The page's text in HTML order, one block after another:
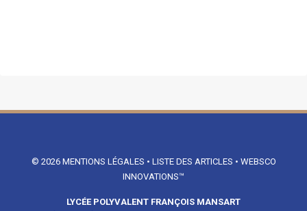
© 2026 MENTIONS LÉGALES • LISTE DES ARTICLES • WEBSCO
INNOVATIONS™
LYCÉE POLYVALENT FRANÇOIS MANSART